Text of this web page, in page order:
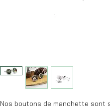
Nos boutons de manchette sont